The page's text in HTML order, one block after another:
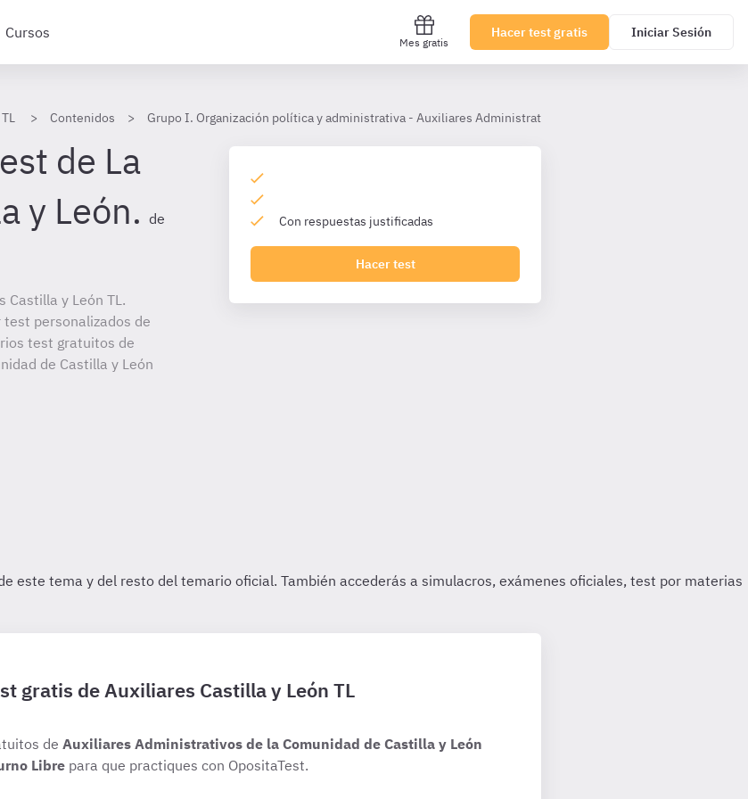
Cursos
Mes gratis
Hacer test gratis Iniciar Sesión
Contenidos Grupo I. Organización política y administrativa - Auxiliares Administrativos Castilla y León
de La
y León. de
Castilla y León TL.
personalizados de
test gratuitos de
de Castilla y León
Con respuestas justificadas
Hacer test
gratis de Auxiliares Castilla y León TL
de Auxiliares Administrativos de la Comunidad de Castilla y León
Libre para que practiques con OpositaTest.